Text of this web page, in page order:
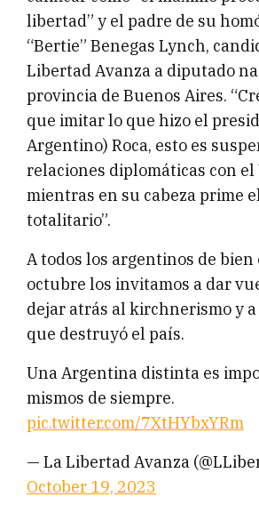
libertad” y el padre de su
“Bertie” Benegas Lynch,
Libertad Avanza a diputado
provincia de Buenos Aires.
que imitar lo que hizo el
Argentino) Roca, esto es
relaciones diplomáticas con el
mientras en su cabeza prime
totalitario”.
A todos los argentinos de bien
octubre los invitamos a dar
dejar atrás al kirchnerismo y
que destruyó el país.
Una Argentina distinta es
mismos de siempre.
pic.twitter.com/7XtHYbxYRm
— La Libertad Avanza
October 19, 2023